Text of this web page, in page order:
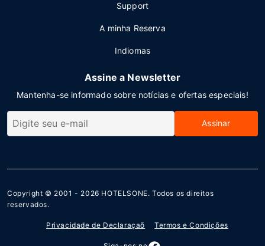
Support
A minha Reserva
Indiomas
Assine a Newsletter
Mantenha-se informado sobre notícias e ofertas especiais!
Assinar
Copyright © 2001 - 2026 HOTELSONE. Todos os direitos
reservados.
Privacidade de Declaraçaõ Termos e Condições